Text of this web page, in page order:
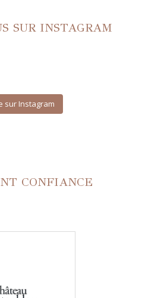
SUR INSTAGRAM
sur Instagram
CONFIANCE